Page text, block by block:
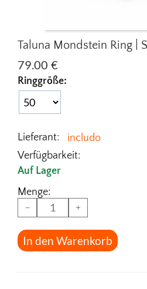
Taluna Mondstein Ring |
79.00 €
Ringgröße:
Lieferant:
includo
Verfügbarkeit:
Auf Lager
Menge:
−
+
In den Warenkorb